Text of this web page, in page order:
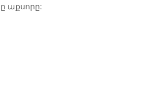
աքսորը: